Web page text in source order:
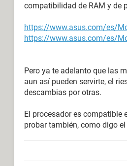
compatibilidad de RAM y de
https://www.asus.com/es/
https://www.asus.com/es/
Pero ya te adelanto que las
aun así pueden servirte, el
descambias por otras.
El procesador es compatible
probar también, como digo